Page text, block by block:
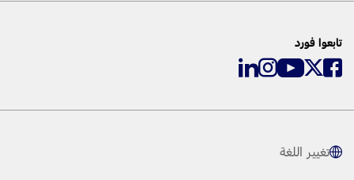
تابعوا فورد
تغيير اللغة